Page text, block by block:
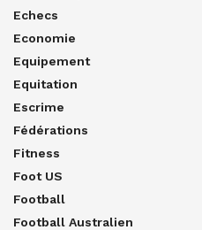
Echecs
Economie
Equipement
Equitation
Escrime
Fédérations
Fitness
Foot US
Football
Football Australien